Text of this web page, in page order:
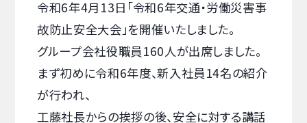
令和6年4月13日「令和6年交通・労働災害事
故防止安全大会」を開催いたしました。
グループ会社役職員160人が出席しました。
まず初めに令和6年度、新入社員14名の紹介
が行われ、
工藤社長からの挨拶の後、安全に対する講話